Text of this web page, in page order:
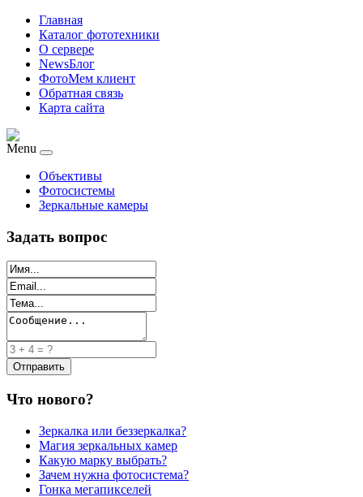
Главная
Каталог фототехники
О сервере
NewsБлог
ФотоМем клиент
Обратная связь
Карта сайта
Menu
Объективы
Фотосистемы
Зеркальные камеры
Задать вопрос
Что нового?
Зеркалка или беззеркалка?
Магия зеркальных камер
Какую марку выбрать?
Зачем нужна фотосистема?
Гонка мегапикселей